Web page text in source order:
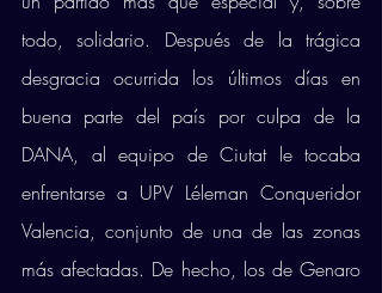
todo, solidario. Después de la trágica
desgracia ocurrida los últimos días en
buena parte del país por culpa de la
DANA, al equipo de Ciutat le tocaba
enfrentarse a UPV Léleman Conqueridor
Valencia, conjunto de una de las zonas
más afectadas. De hecho, los de Genaro